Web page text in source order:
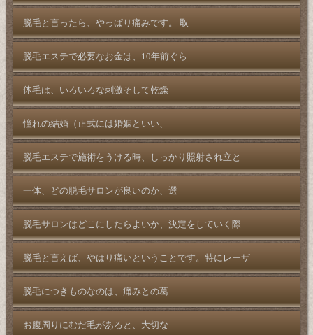
脱毛と言ったら、やっぱり痛みです。 取
脱毛エステで必要なお金は、10年前ぐら
体毛は、いろいろな刺激そして乾燥
憧れの結婚（正式には婚姻といい、
脱毛エステで施術をうける時、しっかり照射され立と
一体、どの脱毛サロンが良いのか、選
脱毛サロンはどこにしたらよいか、決定をしていく際
脱毛と言えば、やはり痛いということです。特にレーザ
脱毛につきものなのは、痛みとの葛
お腹周りにむだ毛があると、大切な